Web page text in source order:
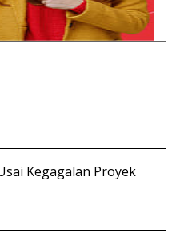
Kegagalan Proyek